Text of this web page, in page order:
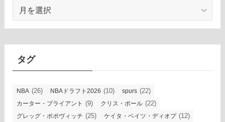
カ
イ
タグ
NBA (26) NBAドラフト2026 (10) spurs (22)
カーター・ブライアント (9) クリス・ポール (22)
グレッグ・ポポヴィッチ (25) ケイタ・ベイツ・ディオプ(12)